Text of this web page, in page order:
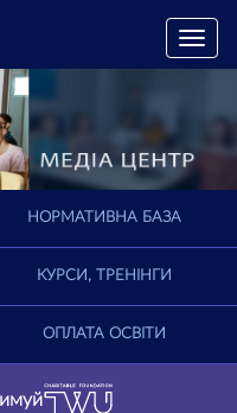
T
o
e
i
a
НОРМАТИВНА БАЗА
КУРСИ, ТРЕНІНГИ
ОПЛАТА ОСВІТИ